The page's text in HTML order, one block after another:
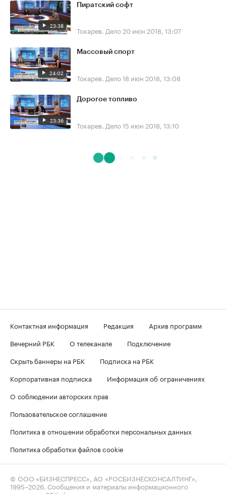
23:38
Пиратский софт
Токарев. Дело 20 июн 2018, 13:07
24:02
Массовый спорт
Токарев. Дело18 июн 2018, 13:08
23:36
Дорогое топливо
Токарев. Дело15 июн 2018, 13:10
Контактная информация Редакция
Архив программ
Вечерний РБК
О телеканале
Подключение
Скрыть баннеры на РБК
Подписка на РБК
Корпоративная подписка
Информация об ограничениях
О соблюдении авторских прав
Пользовательское соглашение
Политика в отношении обработки персональных данных
Политика обработки файлов cookie
© ООО «БИЗНЕСПРЕСС», АО «РОСБИЗНЕСКОНСАЛТИНГ»,
1995–2026 . Сообщения и материалы информационного